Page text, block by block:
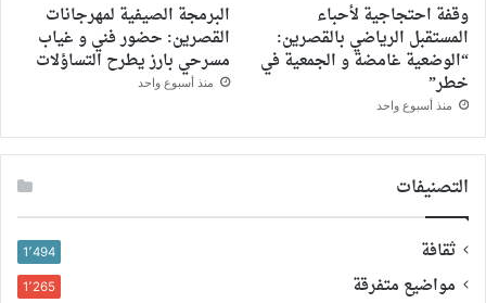
وقفة احتجاجية لأحباء
المستقبل الرياضي بالقصرين:
“الوضعية غامضة و الجمعية في
خطر”
منذ أسبوع واحد
البرمجة الصيفية لمهرجانات
القصرين: حضور فني و غياب
مسرحي بارز يطرح التساؤلات
منذ أسبوع واحد
التصنيفات
ثقافة 1٬494
مواضيع متفرقة 1٬265